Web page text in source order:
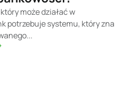
może działać w
potrzebuje systemu, który zna